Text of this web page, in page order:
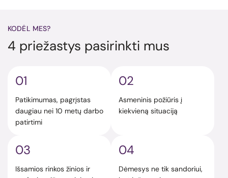
KODĖL MES?
4 priežastys pasirinkti mus
01
Patikimumas, pagrįstas
daugiau nei 10 metų darbo
patirtimi
02
Asmeninis požiūris į
kiekvieną situaciją
03
Išsamios rinkos žinios ir
04
Dėmesys ne tik sandoriui,